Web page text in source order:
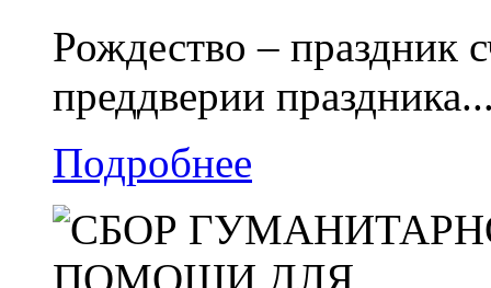
Рождество – праздник
преддверии
Подробнее